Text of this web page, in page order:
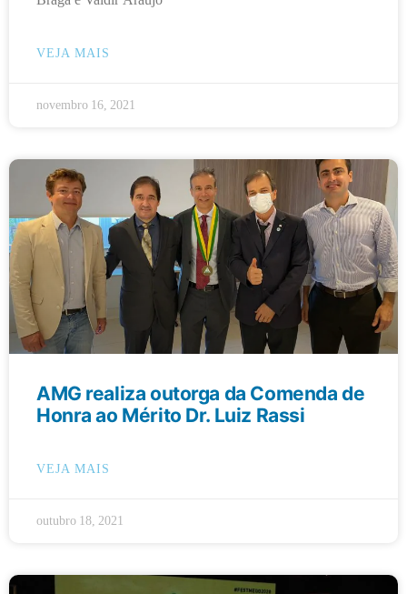
VEJA MAIS
novembro 16, 2021
AMG realiza outorga da Comenda de
Honra ao Mérito Dr. Luiz Rassi
VEJA MAIS
outubro 18, 2021